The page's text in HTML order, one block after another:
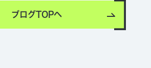
ブログTOPへ